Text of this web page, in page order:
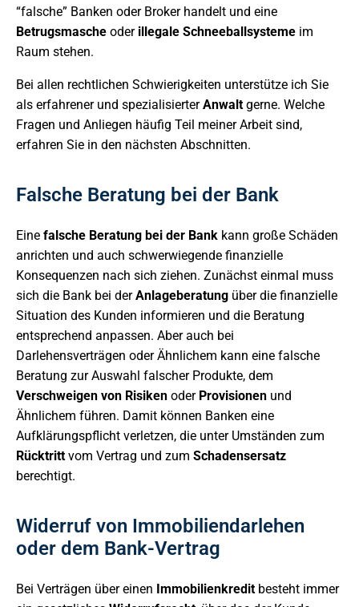
“falsche” Banken oder Broker handelt und eine
Betrugsmasche oder illegale Schneeballsysteme im
Raum stehen.
Bei allen rechtlichen Schwierigkeiten unterstütze ich Sie
als erfahrener und spezialisierterAnwalt gerne. Welche
Fragen und Anliegen häufig Teil meiner Arbeit sind,
erfahren Sie in den nächsten Abschnitten.
Falsche Beratung bei der Bank
Eine falsche Beratung bei der Bank kann große Schäden
anrichten und auch schwerwiegende finanzielle
Konsequenzen nach sich ziehen. Zunächst einmal muss
sich die Bank bei derAnlageberatung über die finanzielle
Situation des Kunden informieren und die Beratung
entsprechend anpassen. Aber auch bei
Darlehensverträgen oder Ähnlichem kann eine falsche
Beratung zur Auswahl falscher Produkte, dem
Verschweigen von Risiken oderProvisionen und
Ähnlichem führen. Damit können Banken eine
Aufklärungspflicht verletzen, die unter Umständen zum
Rücktritt vom Vertrag und zum Schadensersatz
berechtigt.
Widerruf von Immobiliendarlehen
oder dem Bank-Vertrag
Bei Verträgen über einen Immobilienkredit besteht immer